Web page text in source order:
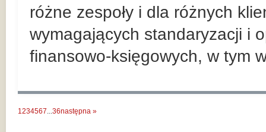
różne zespoły i dla różnych
wymagających standaryzacji i
finansowo-księgowych, w tym
1234567...36następna »